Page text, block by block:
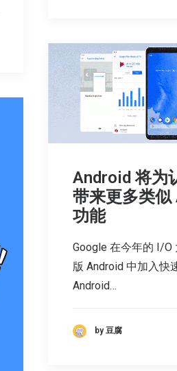
Android 将为
带来更多类
功能
Google 在今年的 I/O
版 Android 中加入快
Android…
by 豆腐